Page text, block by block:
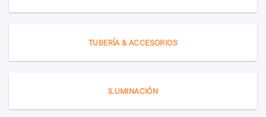
TUBERÍA & ACCESORIOS
ILUMINACIÓN